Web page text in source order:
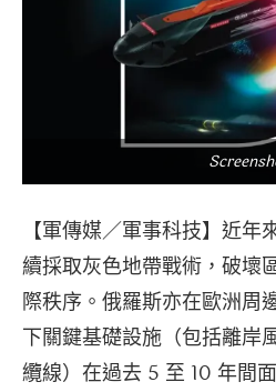
【軍傳媒／軍事科技】近
續採取灰色地帶戰術，破壞
際秩序。俄羅斯亦在歐洲周
下關鍵基礎設施（包括離岸
纜線）在過去 5 至 10 年間